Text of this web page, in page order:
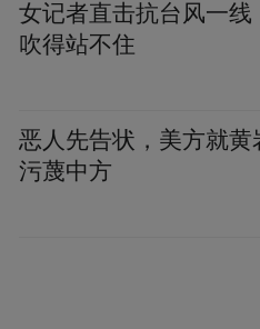
女记者直击抗台风一线
吹得站不住
恶人先告状，美方就黄
污蔑中方